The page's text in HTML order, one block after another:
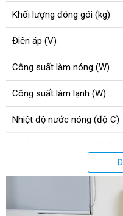
Khối lượng đóng gói (kg)
Điện áp (V)
Công suất làm nóng (W)
Công suất làm lạnh (W)
Nhiệt độ nước nóng (độ C)